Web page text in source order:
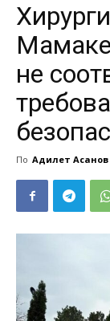
не
По Адилет Асанов